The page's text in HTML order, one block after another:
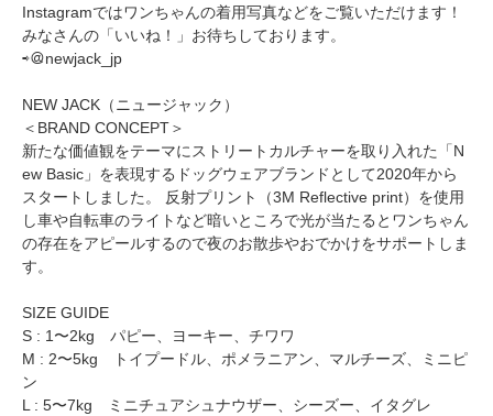
Instagramではワンちゃんの着用写真などをご覧いただけます！
みなさんの「いいね！」お待ちしております。
⇨＠newjack_jp
NEW JACK（ニュージャック）
＜BRAND CONCEPT＞
新たな価値観をテーマにストリートカルチャーを取り入れた「N
ew Basic」を表現するドッグウェアブランドとして2020年から
スタートしました。 反射プリント（3M Reflective print）を使用
し車や自転車のライトなど暗いところで光が当たるとワンちゃん
の存在をアピールするので夜のお散歩やおでかけをサポートしま
す。
SIZE GUIDE
S : 1〜2kg パピー、ヨーキー、チワワ
M : 2〜5kg トイプードル、ポメラニアン、マルチーズ、ミニピ
ン
L : 5〜7kg ミニチュアシュナウザー、シーズー、イタグレ